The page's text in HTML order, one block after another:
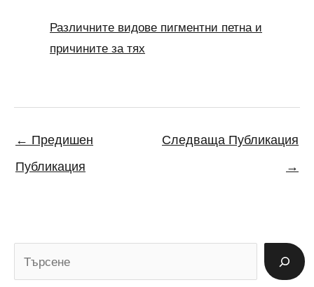
Различните видове пигментни петна и
причините за тях
← Предишен
Публикация
Следваща Публикация
→
ъ